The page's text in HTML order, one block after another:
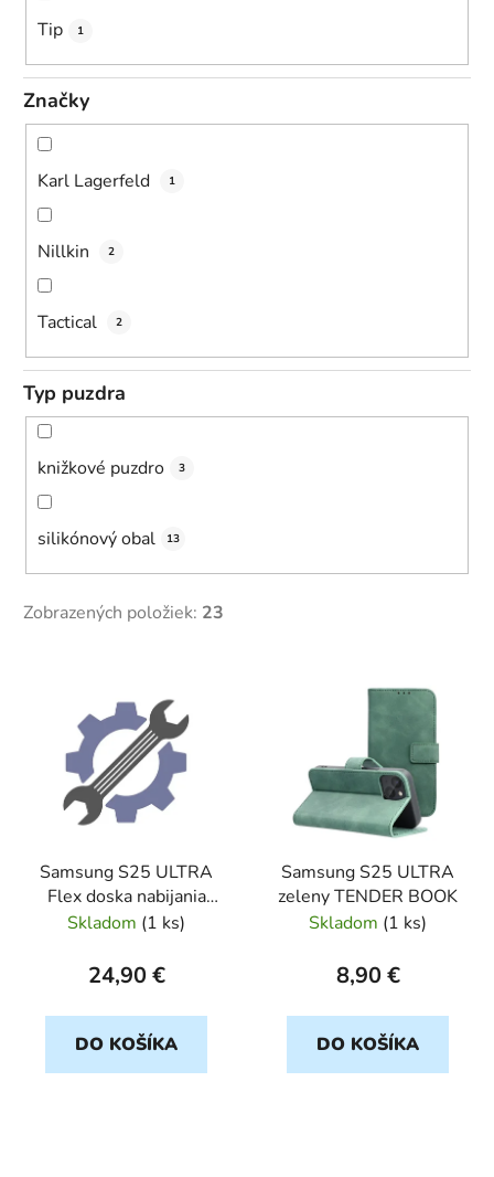
Tip 1
Značky
Karl Lagerfeld 1
Nillkin 2
Tactical 2
Typ puzdra
knižkové puzdro 3
silikónový obal 13
Zobrazených položiek: 23
Samsung S25 ULTRA
Flex doska nabijania
Orig SP
Skladom (1 ks)
24,90 €
DO KOŠÍKA
Samsung S25 ULTRA
zeleny TENDER BOOK
Skladom (1 ks)
8,90 €
DO KOŠÍKA